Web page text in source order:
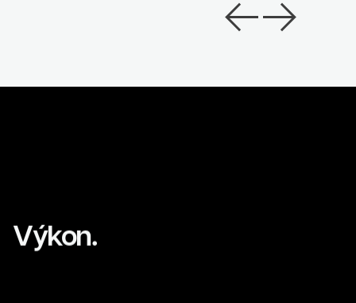
PreviousNext
Výkon.